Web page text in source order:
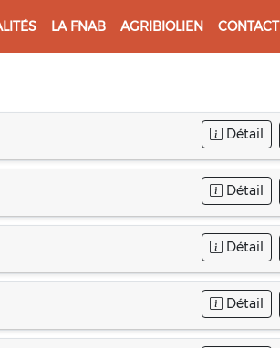
LA FNAB AGRIBIOLIEN CONTACT
Détail
Détail
Détail
Détail